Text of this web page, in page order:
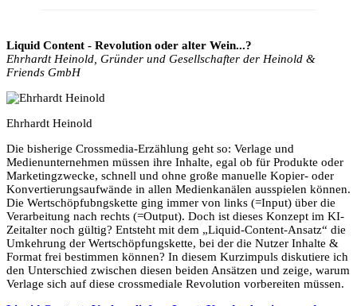
Liquid Content - Revolution oder alter Wein...?
Ehrhardt Heinold, Gründer und Gesellschafter der Heinold &
Friends GmbH
Ehrhardt Heinold
Die bisherige Crossmedia-Erzählung geht so: Verlage und
Medienunternehmen müssen ihre Inhalte, egal ob für Produkte oder
Marketingzwecke, schnell und ohne große manuelle Kopier- oder
Konvertierungsaufwände in allen Medienkanälen ausspielen können.
Die Wertschöpfubngskette ging immer von links (=Input) über die
Verarbeitung nach rechts (=Output). Doch ist dieses Konzept im KI-
Zeitalter noch gültig? Entsteht mit dem „Liquid-Content-Ansatz“ die
Umkehrung der Wertschöpfungskette, bei der die Nutzer Inhalte &
Format frei bestimmen können? In diesem Kurzimpuls diskutiere ich
den Unterschied zwischen diesen beiden Ansätzen und zeige, warum
Verlage sich auf diese crossmediale Revolution vorbereiten müssen.